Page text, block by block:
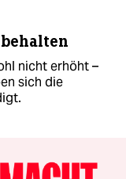
nicht erhöht –
sich die